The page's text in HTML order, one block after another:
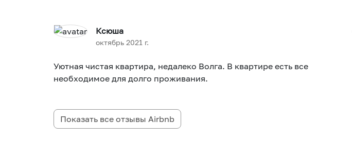
Ксюша
октябрь 2021 г.
Уютная чистая квартира, недалеко Волга. В квартире есть все
необходимое для долго проживания.
Показать все отзывы Airbnb